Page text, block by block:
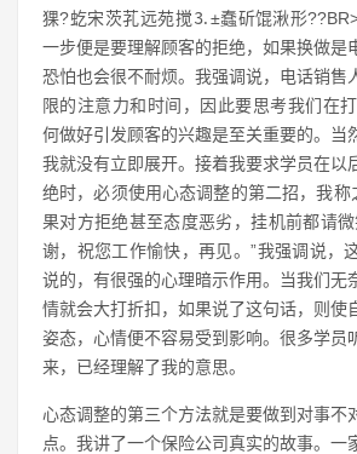
猓?虼宋茨芤远苑搅⒊±蠢斫馄湫形
一步便是要理解顾客的拒绝，如果换做是
恐怕也会很不耐烦。我强调说，电话销售
限的注意力和时间，因此要思考我们在
何做好引发顾客的兴趣是至关重要的。当
我就没有立即展开。接着我要求学员在以
绝时，必须使用心态调整的第二招，我称
果对方拒绝甚至态度恶劣，挂机前都请
谢，祝您工作愉快，再见。”我强调说，
说的，有很强的心理暗示作用。当我们无
情就会大打折扣，如果说了这句话，则使
姿态，心情便不容易受到影响。很多学员
来，已经理解了我的意思。
心态调整的第三个方法就是要做到对事不
点。我讲了一个保险公司真实的故事。一